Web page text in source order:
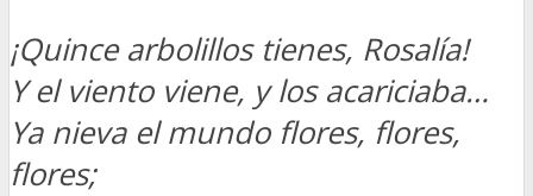
¡Quince arbolillos tienes, Rosalía!
Y el viento viene, y los acariciaba…
Ya nieva el mundo flores, flores,
flores;